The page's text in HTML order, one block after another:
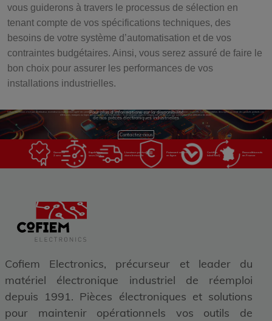
vous guiderons à travers le processus de sélection en
tenant compte de vos spécifications techniques, des
besoins de votre système d’automatisation et de vos
contraintes budgétaires. Ainsi, vous serez assuré de faire le
bon choix pour assurer les performances de vos
installations industrielles.
Cofiem Electronics n'est pas distributeur, revendeur ou représentant agréé des produits sur son site web. Les références, marques et logos utilisés sont la propriété de leurs propriétaires respectifs. La représentation, description ou vente des produits portants ces
références, marques ou logos ont pour objectif de les identifier. Ils ne sont pas voués à indiquer une affiliation ou une autorisation d'un détenteur de droits.
Pour plus d'informations sur la disponibilité
de nos pièces électroniques industrielles
Contactez-nous
Garantie
2 ans
Expédition
sous 24 h
Livraison partout
dans le monde
Paiement sécurisé
en ligne
Certifiés
label RecQ
Reconditionnés
en France
Cofiem Electronics, précurseur et leader du
matériel électronique industriel de réemploi
depuis 1991. Pièces électroniques et solutions
pour maintenir opérationnels vos outils de